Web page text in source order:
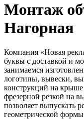
Монтаж
Нагорная
Компания «Новая
буквы с доставкой и
занимаемся
логотипы, вывески,
конструкций на крыше
фрезерной резкой на
позволяет выпускать
геометрической